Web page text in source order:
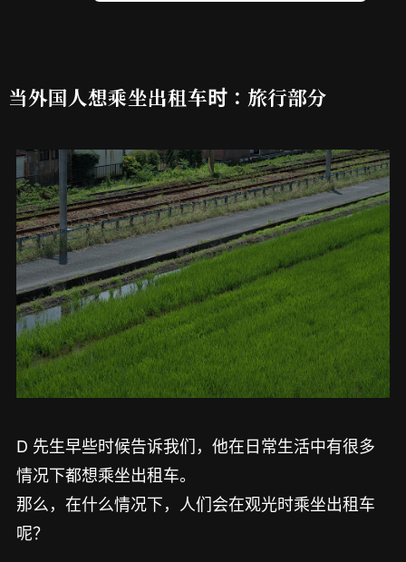
当外国人想乘坐出租车时：旅行部分
D 先生早些时候告诉我们，他在日常生活中有很多
情况下都想乘坐出租车。
那么，在什么情况下，人们会在观光时乘坐出租车
呢？